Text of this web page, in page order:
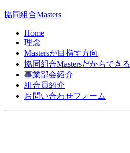
ー
協同組合Masters
Home
理念
Mastersが目指す方向
協同組合Mastersだからできる
事業部会紹介
組合員紹介
お問い合わせフォーム